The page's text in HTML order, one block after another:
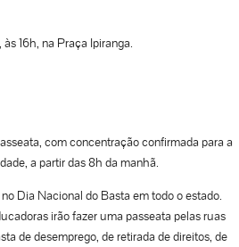
16h, na Praça Ipiranga.
com concentração confirmada para a
a partir das 8h da manhã.
Dia Nacional do Basta em todo o estado.
irão fazer uma passeata pelas ruas
de desemprego, de retirada de direitos, de